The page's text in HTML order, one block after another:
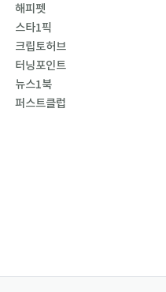
해피펫
스타1픽
크립토허브
터닝포인트
뉴스1북
퍼스트클럽